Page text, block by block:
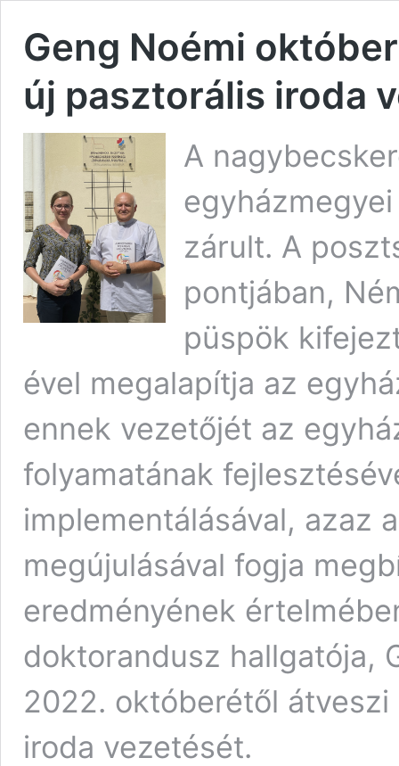
Geng Noémi
új pasztorális iroda
A
zárult. A
pontjában,
püspök
ével megalapítja az
ennek vezetőjét az
folyamatának
implementálásával, azaz
megújulásával fogja
eredményének
doktorandusz hallgatója,
2022. októberétől
iroda vezetését.